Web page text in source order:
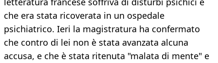
che era stata ricoverata in un ospedale
psichiatrico. Ieri la magistratura ha confermato
che contro di lei non è stata avanzata alcuna
accusa, e che è stata ritenuta "malata di mente" e